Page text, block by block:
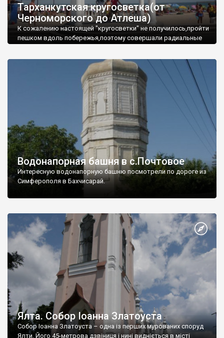
Тарханкутская кругосветка(от
Черноморского до Атлеша)
К сожалению настоящей "кругосветки" не получилось,пройти
пешком вдоль побережья,поэтому совершали радиальные
Водонапорная башня в с.Почтовое
Интересную водонапорную башню посмотрели по дороге из
Симферополя в Бахчисарай.
Ялта. Собор Іоанна Златоуста
Собор Іоанна Златоуста – одна із перших мурованих споруд
Ялти. Його 45-метрова дзвіниця і нині видніється в місті